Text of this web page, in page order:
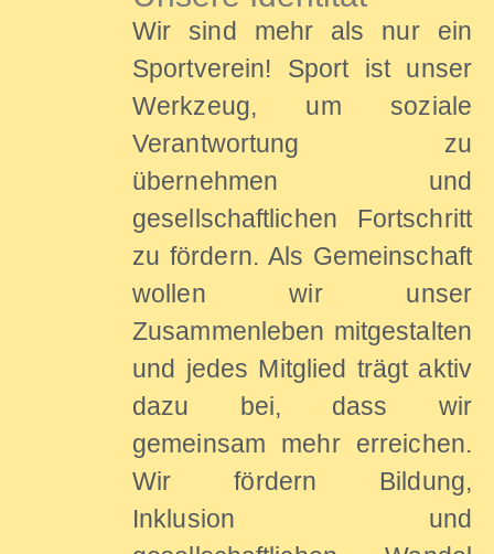
Wir sind mehr als nur ein
Sportverein! Sport ist unser
Werkzeug, um soziale
Verantwortung zu
übernehmen und
gesellschaftlichen Fortschritt
zu fördern. Als Gemeinschaft
wollen wir unser
Zusammenleben mitgestalten
und jedes Mitglied trägt aktiv
dazu bei, dass wir
gemeinsam mehr erreichen.
Wir fördern Bildung,
Inklusion und